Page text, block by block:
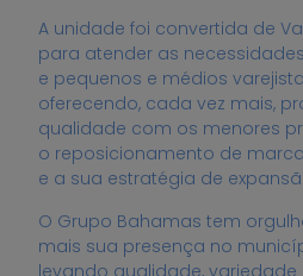
A unidade foi convertida de
para atender as
e pequenos e médios
oferecendo, cada vez mais,
qualidade com os menores
o reposicionamento de
e a sua estratégia de
O Grupo Bahamas tem
mais sua presença no
levando qualidade, variedade